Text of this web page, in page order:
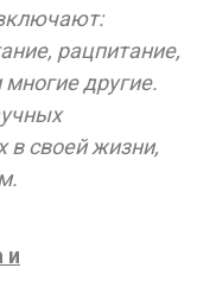
рацпитание,
другие.
в своей жизни,
и